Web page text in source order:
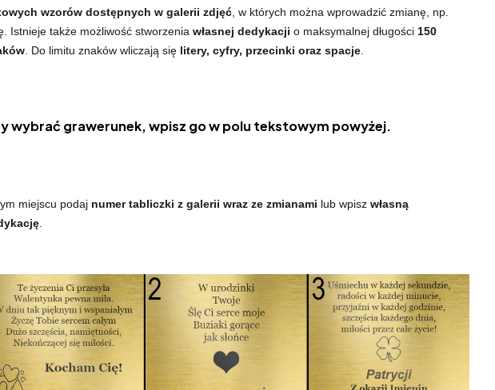
wzorów dostępnych w galerii zdjęć , w których można wprowadzić zmianę, np.
Istnieje także możliwość stworzenia własnej dedykacji o maksymalnej długości 150
. Do limitu znaków wliczają się litery, cyfry, przecinki oraz spacje
wybrać grawerunek, wpisz go w polu tekstowym powyżej.
miejscu podaj numer tabliczki z galerii wraz ze zmianami lub wpisz własną